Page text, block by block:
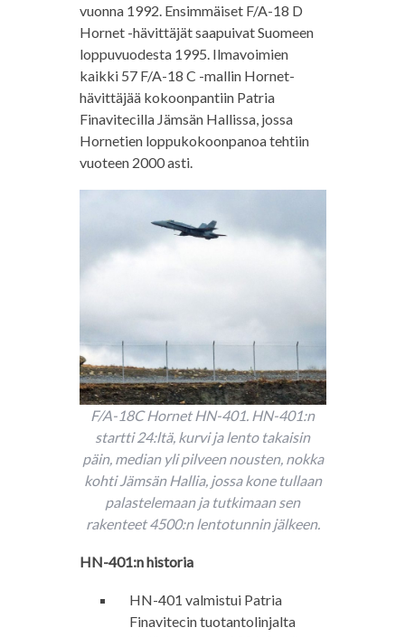
vuonna 1992. Ensimmäiset F/A-18 D
Hornet -hävittäjät saapuivat Suomeen
loppuvuodesta 1995. Ilmavoimien
kaikki 57 F/A-18 C -mallin Hornet-
hävittäjää kokoonpantiin Patria
Finavitecilla Jämsän Hallissa, jossa
Hornetien loppukokoonpanoa tehtiin
vuoteen 2000 asti.
F/A-18C Hornet HN-401. HN-401:n
startti 24:ltä, kurvi ja lento takaisin
päin, median yli pilveen nousten, nokka
kohti Jämsän Hallia, jossa kone tullaan
palastelemaan ja tutkimaan sen
rakenteet 4500:n lentotunnin jälkeen.
HN-401:n historia
HN-401 valmistui Patria
Finavitecin tuotantolinjalta